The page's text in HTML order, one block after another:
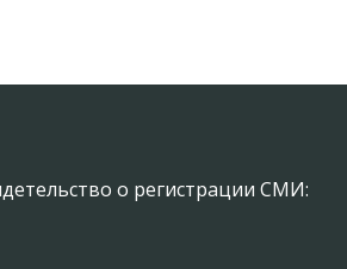
о регистрации СМИ: